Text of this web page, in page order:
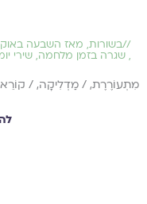
//בשורות, מאז השבעה
, שגרה בזמן מלחמה, שירי
מִתְעוֹרֶרֶת, / מַדְלִיקָה, /